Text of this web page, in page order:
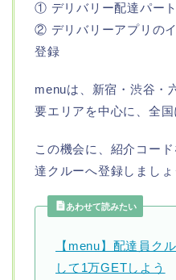
① デリバリー配達パー
② デリバリーアプリの
登録
menuは、新宿・渋谷・
要エリアを中心に、全国
この機会に、紹介コー
達クルーへ登録しましょ
あわせて読みたい
【menu】配達員ク
して1万GETしよう